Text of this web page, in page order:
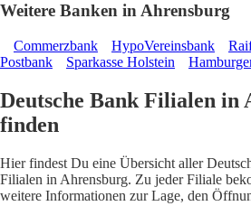
Weitere Banken in Ahrensburg
Commerzbank HypoVereinsbank
Postbank
Sparkasse Holstein
Deutsche Bank Filialen in
finden
Hier findest Du eine Übersicht aller
Filialen in Ahrensburg. Zu jeder Filiale
weitere Informationen zur Lage, den